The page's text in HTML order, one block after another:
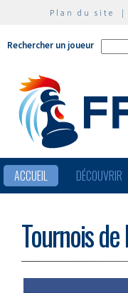
Plan du site |
Rechercher un joueur
ACCUEIL DÉCOUVRIR
Tournois